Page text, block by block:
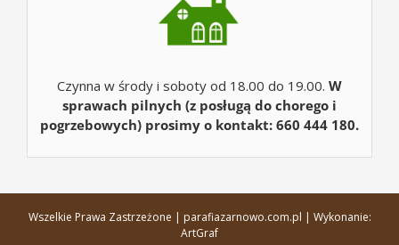
Czynna w środy i soboty od 18.00 do 19.00. W
sprawach pilnych (z posługą do chorego i
pogrzebowych) prosimy o kontakt: 660 444 180.
Wszelkie Prawa Zastrzeżone | parafiazarnowo.com.pl | Wykonanie:
ArtGraf